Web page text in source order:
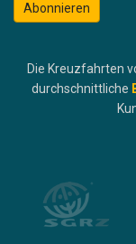
Abonnieren
Die Kreuzfahrten
durchschnittliche